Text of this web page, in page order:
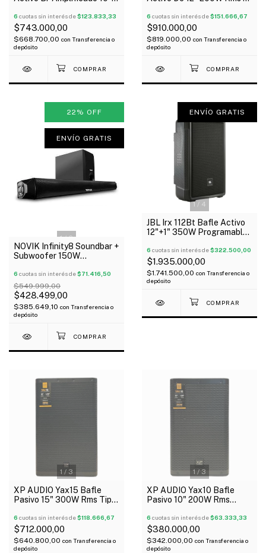
300W
6 cuotas sin interés de$123.833,33
$743.000,00
$668.700,00 con Transferencia o
depósito
Bluetooth
6 cuotas sin interés de$151.666,67
$910.000,00
$819.000,00 con Transferencia o
depósito
1/6
22 % OFF
ENVÍO GRATIS
NOVIK Infinity8 Soundbar +
Subwoofer 150W
Remoto Oferta!
6 cuotas sin interés de$71.416,50
$549.999,00
$428.499,00
$385.649,10 con Transferencia o
depósito
1 / 4
ENVÍO GRATIS
JBL Irx 112Bt Bafle Activo
12"+1" 350W Programable
6 cuotas sin interés de$322.500,00
$1.935.000,00
$1.741.500,00 con Transferencia o
depósito
1 / 3
XP AUDIO Yax15 Bafle
Pasivo 15" 300W Rms Tipo
6 cuotas sin interés de$118.666,67
$712.000,00
$640.800,00 con Transferencia o
depósito
1/3
XP AUDIO Yax10 Bafle
Pasivo 10" 200W Rms
Yamaha
6 cuotas sin interés de$63.333,33
$380.000,00
$342.000,00 con Transferencia o
depósito